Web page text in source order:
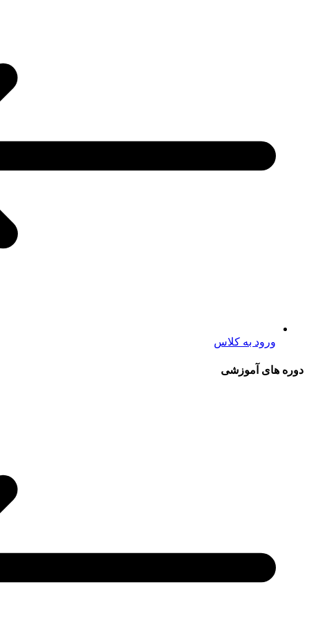
ورود به کلاس
دوره های آموزشی